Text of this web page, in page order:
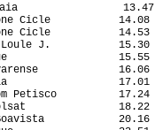
Maia                 13.47
Cicle           14.08
Cicle           14.53
Loule J.           15.30
15.55
16.06
Maia                  17.01
Petisco          17.24
Polsat               18.22
Boavista            20.16